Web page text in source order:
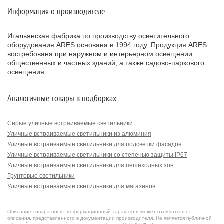
032823.1
Clio / ⌀ 120mm - Aluminium Frame -
032823.6
Clio / ⌀ 120mm - Aluminium Frame -
Sandblasted Glass - Fixed Symmetric Optic
/ Grey
/ Anthracite
032823.4
Sandblasted Glass - Fixed Symmetric Optic
/ Black
032823.18
Clio / ⌀ 120mm - Aluminium Frame -
Sandblasted Glass - Fixed Symmetric Optic
/ Deep brown
033323 Ares Clio
033323.1
Clio / ⌀ 120mm - Aluminium Frame -
Sandblasted Glass - Fixed Symmetric Optic
Информация о производителе
Итальянская фабрика по производству осветительного
оборудования ARES основана в 1994 году. Продукция ARES
востребована при наружном и интерьерном освещении
общественных и частных зданий, а также садово-паркового
освещения.
Аналогичные товары в подборках
Серые уличные встраиваемые светильники
Уличные встраиваемые светильники из алюминия
Уличные встраиваемые светильники для подсветки фасадов
Уличные встраиваемые светильники со степенью защиты IP67
Уличные встраиваемые светильники для пешеходных зон
Грунтовые светильники
Уличные встраиваемые светильники для магазинов
Итальянские уличные встраиваемые светильники
Описание товара носит информационный характер и может отличаться от
описания, представленного в документации производителя. Не является публичной